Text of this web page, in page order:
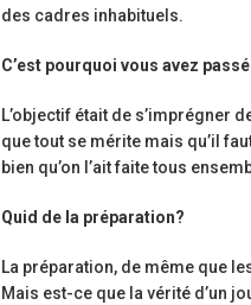
des cadres inhabituels.
C’est pourquoi vous avez
L’objectif était de s’imprégner
que tout se mérite mais qu’il
bien qu’on l’ait faite tous
Quid de la préparation?
La préparation, de même que
Mais est-ce que la vérité d’un